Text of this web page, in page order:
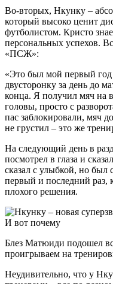
Во-вторых, Нкунку –
который высоко ценит
футболистом. Кристо
персональных успехов.
«ПСЖ»:
«Это был мой первый год
двусторонку за день до
конца. Я получил мяч на
головы, просто с
пас заблокировали, мяч
не грустил – это же
На следующий день в
посмотрел в глаза и
сказал с улыбкой, но был
первый и последний раз,
плохого решения.
Блез Матюиди подошел
проигрываем на
Неудивительно, что у